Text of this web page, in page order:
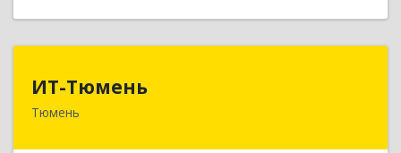
ИТ-Тюмень
Тюмень
625000, Тюменская обл, Тюмень г, Грибоедова,